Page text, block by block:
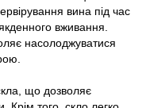
вина під час
вживання.
насолоджуватися
що дозволяє